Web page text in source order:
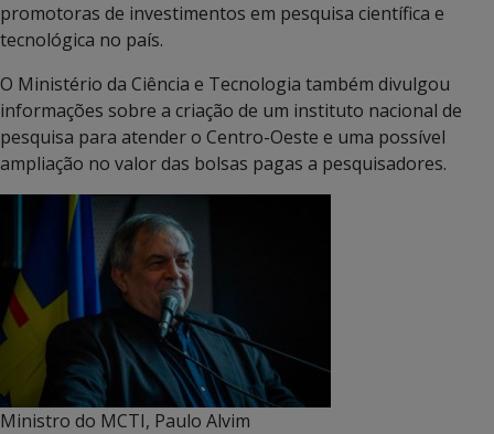
promotoras de investimentos em pesquisa científica e
tecnológica no país.
O Ministério da Ciência e Tecnologia também divulgou
informações sobre a criação de um instituto nacional de
pesquisa para atender o Centro-Oeste e uma possível
ampliação no valor das bolsas pagas a pesquisadores.
Ministro do MCTI, Paulo Alvim